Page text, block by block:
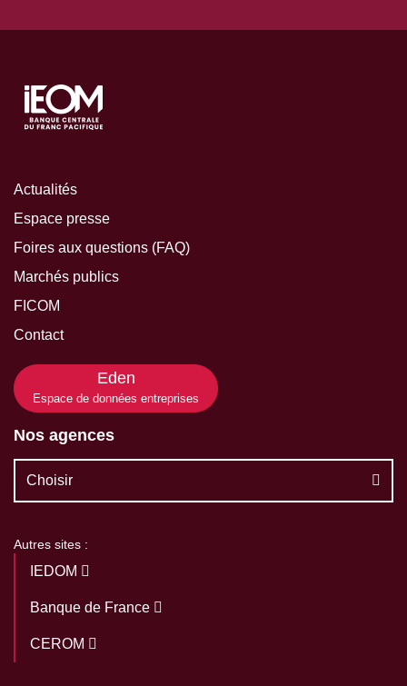
Actualités
Espace presse
Foires aux questions (FAQ)
Marchés publics
FICOM
Contact
Eden
Espace de données entreprises
Nos agences
Choisir
Autres sites :
IEDOM
Banque de France
CEROM